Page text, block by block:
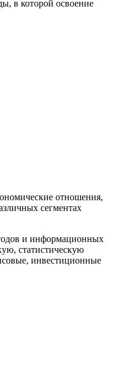
в которой освоение
отношения,
сегментах
и информационных
статистическую
инвестиционные